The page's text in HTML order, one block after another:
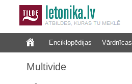
Enciklopēdijas Vārdnīcas
Multivide